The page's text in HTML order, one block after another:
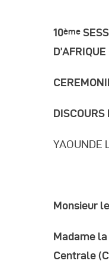
10ème
DISCOURS
YAOUNDE
Monsieur
Madame
Centrale